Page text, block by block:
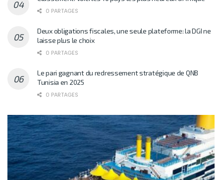
0 PARTAGES
Deux obligations fiscales, une seule plateforme: la DGI ne
laisse plus le choix
0 PARTAGES
Le pari gagnant du redressement stratégique de QNB
Tunisia en 2025
0 PARTAGES